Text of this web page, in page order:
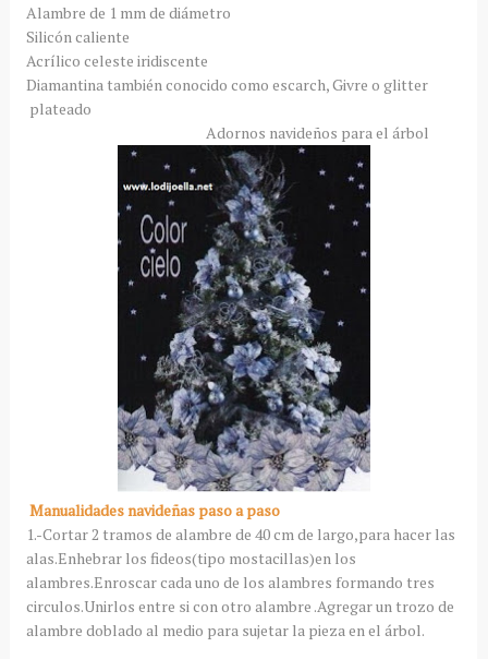
Alambre de 1 mm de diámetro
Silicón caliente
Acrílico celeste iridiscente
Diamantina también conocido como escarch, Givre o glitter
plateado
Adornos navideños para el árbol
Manualidades navideñas paso a paso
1.-Cortar 2 tramos de alambre de 40 cm de largo,para hacer las
alas.Enhebrar los fideos(tipo mostacillas)en los
alambres.Enroscar cada uno de los alambres formando tres
circulos.Unirlos entre si con otro alambre .Agregar un trozo de
alambre doblado al medio para sujetar la pieza en el árbol.